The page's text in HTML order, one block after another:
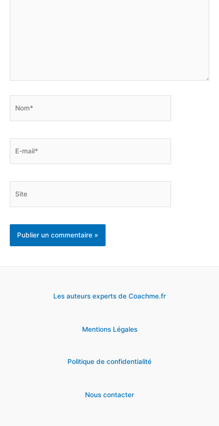
Les auteurs experts de Coachme.fr
Mentions Légales
Politique de confidentialité
Nous contacter